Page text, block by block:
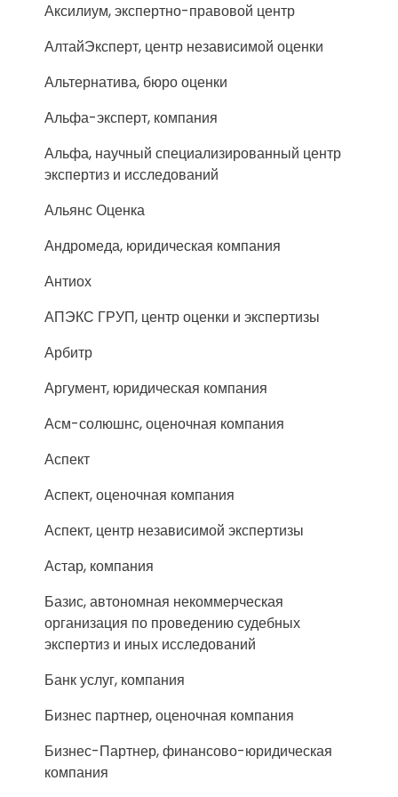
Аксилиум, экспертно-правовой центр
АлтайЭксперт, центр независимой оценки
Альтернатива, бюро оценки
Альфа-эксперт, компания
Альфа, научный специализированный центр
экспертиз и исследований
Альянс Оценка
Андромеда, юридическая компания
Антиох
АПЭКС ГРУП, центр оценки и экспертизы
Арбитр
Аргумент, юридическая компания
Асм-солюшнс, оценочная компания
Аспект
Аспект, оценочная компания
Аспект, центр независимой экспертизы
Астар, компания
Базис, автономная некоммерческая
организация по проведению судебных
экспертиз и иных исследований
Банк услуг, компания
Бизнес партнер, оценочная компания
Бизнес-Партнер, финансово-юридическая
компания